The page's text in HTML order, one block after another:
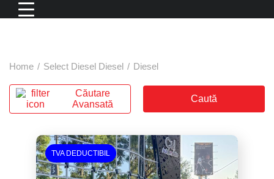
Home / Select Diesel Diesel / Diesel
Căutare
Avansată
Caută
TVA DEDUCTIBIL